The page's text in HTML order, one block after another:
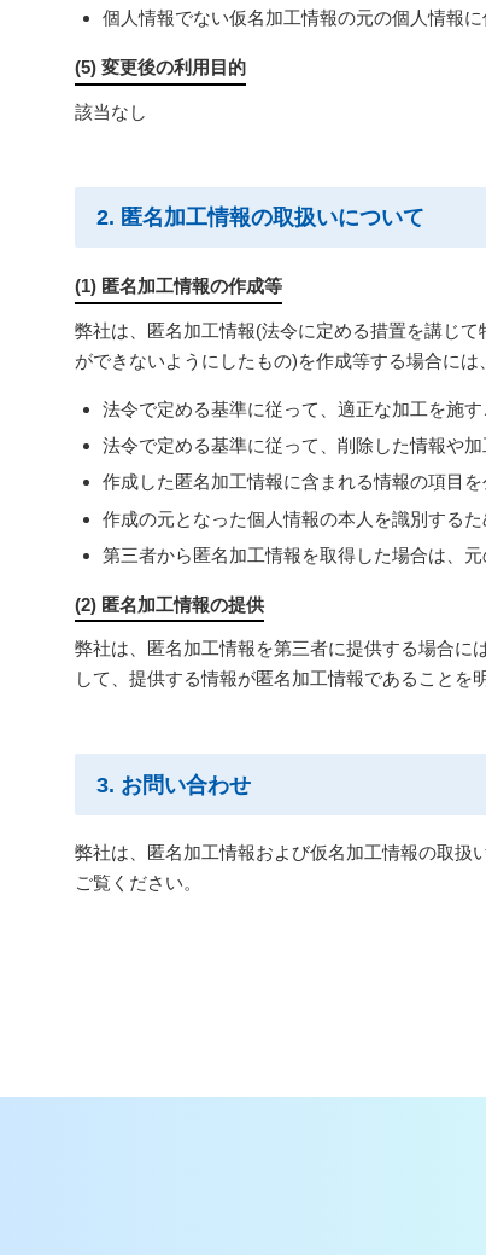
個人情報でない仮名加工情報の元の個人情報
(5) 変更後の利用目的
該当なし
2. 匿名加工情報の取扱いについて
(1) 匿名加工情報の作成等
弊社は、匿名加工情報(法令に定める措置を講じ
ができないようにしたもの)を作成等する場合には
法令で定める基準に従って、適正な加工を施す
法令で定める基準に従って、削除した情報や
作成した匿名加工情報に含まれる情報の項目を
作成の元となった個人情報の本人を識別する
第三者から匿名加工情報を取得した場合は、
(2) 匿名加工情報の提供
弊社は、匿名加工情報を第三者に提供する場合に
して、提供する情報が匿名加工情報であることを
3. お問い合わせ
弊社は、匿名加工情報および仮名加工情報の取扱
ご覧ください。